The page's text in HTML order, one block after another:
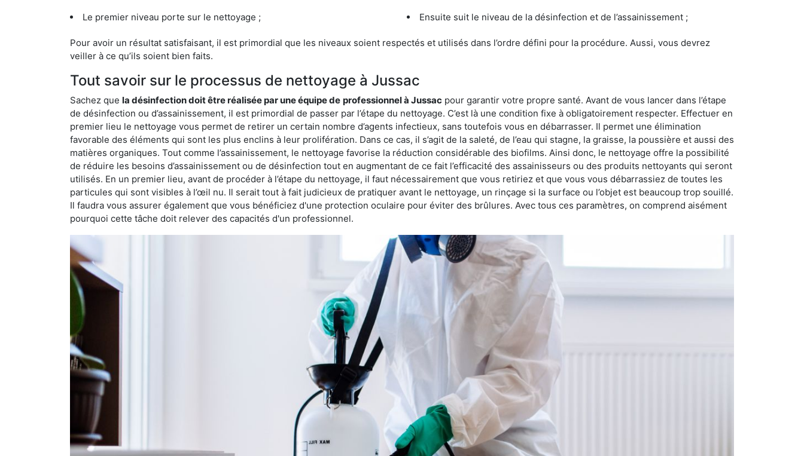
Le premier niveau porte sur le nettoyage ; Ensuite suit le niveau de la désinfection et de l’assainissement ;
Pour avoir un résultat satisfaisant, il est primordial que les niveaux soient respectés et utilisés dans l’ordre défini pour la procédure. Aussi, vous devrez
veiller à ce qu’ils soient bien faits.
Tout savoir sur le processus de nettoyage à Jussac
Sachez que la désinfection doit être réalisée par une équipe de professionnel à Jussac pour garantir votre propre santé. Avant de vous lancer dans l’étape
de désinfection ou d’assainissement, il est primordial de passer par l’étape du nettoyage. C’est là une condition fixe à obligatoirement respecter. Effectuer en
premier lieu le nettoyage vous permet de retirer un certain nombre d’agents infectieux, sans toutefois vous en débarrasser. Il permet une élimination
favorable des éléments qui sont les plus enclins à leur prolifération. Dans ce cas, il s’agit de la saleté, de l’eau qui stagne, la graisse, la poussière et aussi des
matières organiques. Tout comme l’assainissement, le nettoyage favorise la réduction considérable des biofilms. Ainsi donc, le nettoyage offre la possibilité
de réduire les besoins d’assainissement ou de désinfection tout en augmentant de ce fait l’efficacité des assainisseurs ou des produits nettoyants qui seront
utilisés. En un premier lieu, avant de procéder à l’étape du nettoyage, il faut nécessairement que vous retiriez et que vous vous débarrassiez de toutes les
particules qui sont visibles à l’œil nu. Il serait tout à fait judicieux de pratiquer avant le nettoyage, un rinçage si la surface ou l’objet est beaucoup trop souillé.
Il faudra vous assurer également que vous bénéficiez d'une protection oculaire pour éviter des brûlures. Avec tous ces paramètres, on comprend aisément
pourquoi cette tâche doit relever des capacités d'un professionnel.